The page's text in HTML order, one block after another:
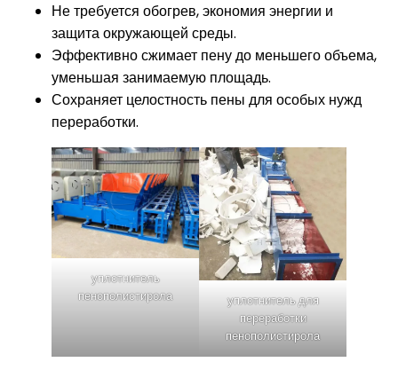
Не требуется обогрев, экономия энергии и
защита окружающей среды.
Эффективно сжимает пену до меньшего объема,
уменьшая занимаемую площадь.
Сохраняет целостность пены для особых нужд
переработки.
уплотнитель
пенополистирола
уплотнитель для
переработки
пенополистирола